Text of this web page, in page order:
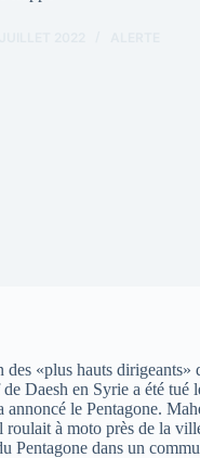
«plus hauts dirigeants»
Daesh en Syrie a été tué
le Pentagone.
à moto près de la
Pentagone dans un